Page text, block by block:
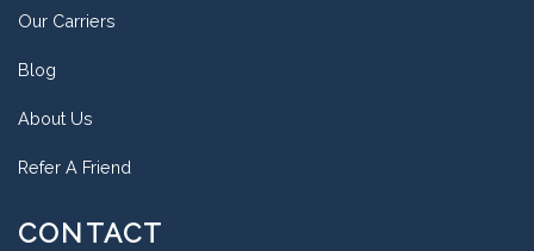
Our Carriers
Blog
About Us
Refer A Friend
CONTACT